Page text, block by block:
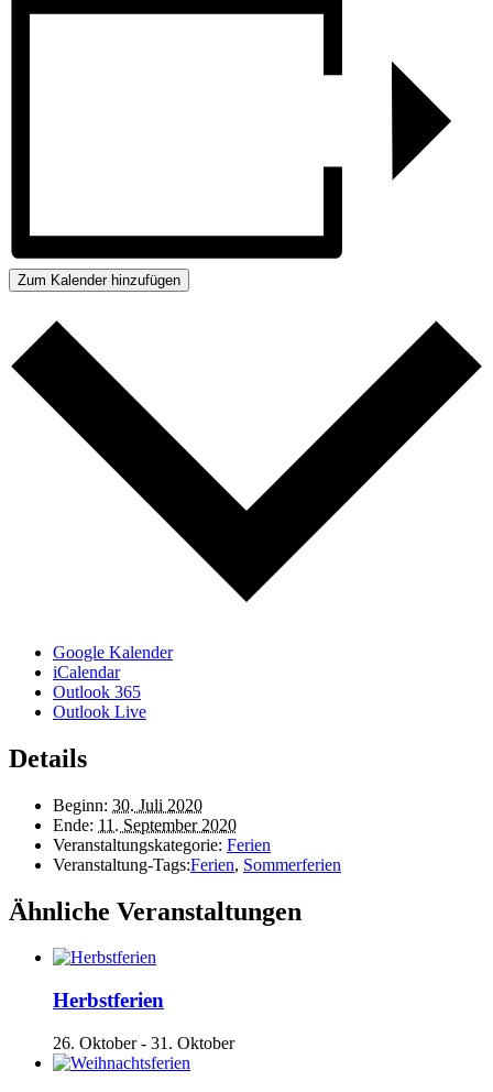
Zum Kalender hinzufügen
Google Kalender
iCalendar
Outlook 365
Outlook Live
Details
Beginn: 30. Juli 2020
Ende: 11. September 2020
Veranstaltungskategorie: Ferien
Veranstaltung-Tags:Ferien, Sommerferien
Ähnliche Veranstaltungen
Herbstferien
26. Oktober- 31. Oktober